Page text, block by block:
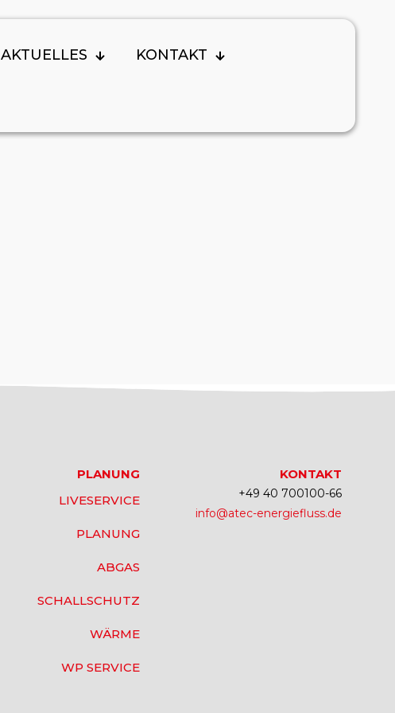
AKTUELLES KONTAKT
PLANUNG
LIVESERVICE
PLANUNG
ABGAS
SCHALLSCHUTZ
WÄRME
WP SERVICE
KONTAKT
+49 40 700100-66
info@atec-energiefluss.de